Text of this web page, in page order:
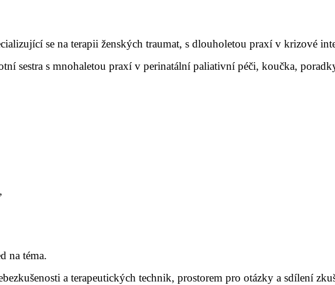
se na terapii ženských traumat, s dlouholetou praxí v krizové
sestra s mnohaletou praxí v perinatální paliativní péči, koučka,
na téma.
a terapeutických technik, prostorem pro otázky a sdílení